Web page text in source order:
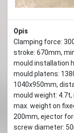
Opis
Clamping force:
stroke: 670mm,
mould installation
mould platens:
1040x950mm,
mould weight: 4.7t,
max. weight on
200mm, ejector
screw diameter: